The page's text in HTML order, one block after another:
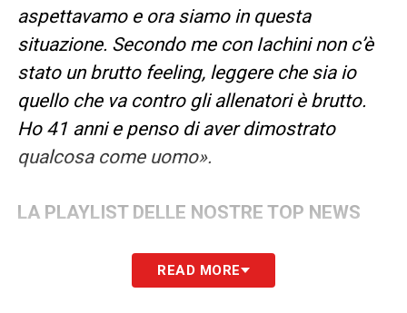
aspettavamo e ora siamo in questa
situazione. Secondo me con Iachini non c’è
stato un brutto feeling, leggere che sia io
quello che va contro gli allenatori è brutto.
Ho 41 anni e penso di aver dimostrato
qualcosa come uomo».
LA PLAYLIST DELLE NOSTRE TOP NEWS
READ MORE